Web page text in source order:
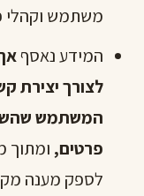
משתמש וקהלי
המידע נאסף
לצורך יצירת
המשתמש
פרטים, ומתוך
לספק מענה